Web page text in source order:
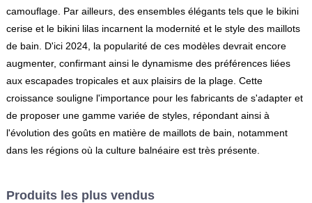
camouflage. Par ailleurs, des ensembles élégants tels que le bikini
cerise et le bikini lilas incarnent la modernité et le style des maillots
de bain. D'ici 2024, la popularité de ces modèles devrait encore
augmenter, confirmant ainsi le dynamisme des préférences liées
aux escapades tropicales et aux plaisirs de la plage. Cette
croissance souligne l'importance pour les fabricants de s'adapter et
de proposer une gamme variée de styles, répondant ainsi à
l'évolution des goûts en matière de maillots de bain, notamment
dans les régions où la culture balnéaire est très présente.
Produits les plus vendus